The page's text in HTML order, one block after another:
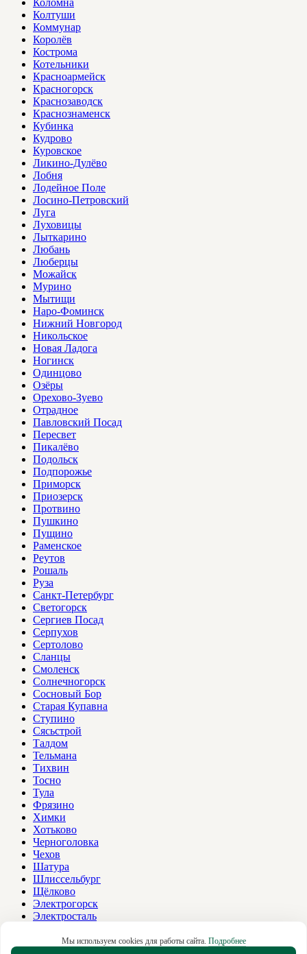
Мы используем cookies для работы сайта. Подробнее
Колтуши
Коммунар
Королёв
Кострома
Котельники
Красноармейск
Красногорск
Краснозаводск
Краснознаменск
Кубинка
Кудрово
Куровское
Ликино-Дулёво
Лобня
Лодейное Поле
Лосино-Петровский
Луга
Луховицы
Лыткарино
Любань
Люберцы
Можайск
Мурино
Мытищи
Наро-Фоминск
Нижний Новгород
Никольское
Новая Ладога
Ногинск
Одинцово
Озёры
Орехово-Зуево
Отрадное
Павловский Посад
Пересвет
Пикалёво
Подольск
Подпорожье
Приморск
Приозерск
Протвино
Пушкино
Пущино
Раменское
Реутов
Рошаль
Руза
Санкт-Петербург
Светогорск
Сергиев Посад
Серпухов
Сертолово
Сланцы
Смоленск
Солнечногорск
Сосновый Бор
Старая Купавна
Ступино
Сясьстрой
Талдом
Тельмана
Тихвин
Тосно
Тула
Фрязино
Химки
Хотьково
Черноголовка
Чехов
Шатура
Шлиссельбург
Щёлково
Электрогорск
Электросталь
Ярославль